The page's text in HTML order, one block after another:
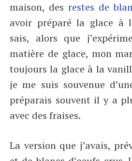
maison, des restes de
avoir préparé la glace à
sais, alors que
matière de glace, mon
toujours la glace à la
je me suis souvenue
préparais souvent il y a
avec des fraises.
La version que j’avais,